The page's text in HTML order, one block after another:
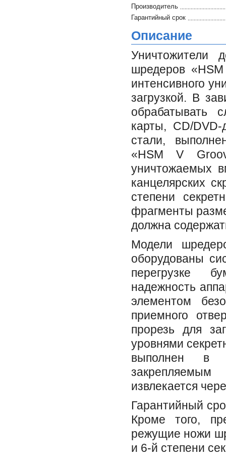
Производитель
Гарантийный срок
Описание
Уничтожители
шредеров
интенсивного
загрузкой. В
обрабатывать
карты, CD/
стали,
«HSM V
уничтожаемых
канцелярских
степени
фрагменты
должна
Модели
оборудованы
перегрузке
надежность
элементом
приемного
прорезь для
уровнями
выполнен в
извлекается
Гарантийный
Кроме того,
режущие ножи
и 6-й степени